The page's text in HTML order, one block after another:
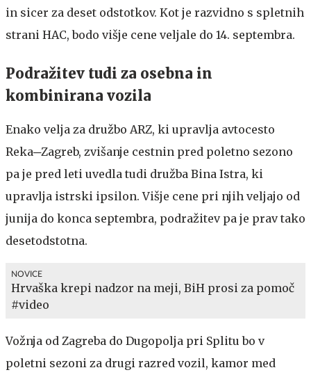
in sicer za deset odstotkov. Kot je razvidno s spletnih
strani HAC, bodo višje cene veljale do 14. septembra.
Podražitev tudi za osebna in
kombinirana vozila
Enako velja za družbo ARZ, ki upravlja avtocesto
Reka─Zagreb, zvišanje cestnin pred poletno sezono
pa je pred leti uvedla tudi družba Bina Istra, ki
upravlja istrski ipsilon. Višje cene pri njih veljajo od
junija do konca septembra, podražitev pa je prav tako
desetodstotna.
NOVICE
Hrvaška krepi nadzor na meji, BiH prosi za pomoč
#video
Vožnja od Zagreba do Dugopolja pri Splitu bo v
poletni sezoni za drugi razred vozil, kamor med